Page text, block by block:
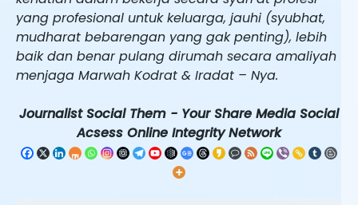
yang profesional untuk keluarga, jauhi (syubhat,
mudharat bebarengan yang gak penting), lebih
baik dan benar pulang dirumah secara amaliyah
menjaga Marwah Kodrat & Iradat – Nya.
Journalist Social Them - Your Share Media Social
Acsess Online Integrity Network